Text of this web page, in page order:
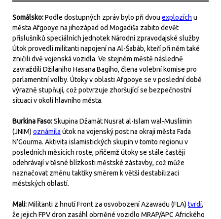
Somálsko:Podle dostupných zpráv bylo při dvou explozích u
města Afgooye na jihozápad od Mogadiša zabito devět
příslušníků speciálních jednotek Národní zpravodajské služby.
Útok provedli militanti napojení na Al-Šabáb, kteří při něm také
zničili dvě vojenská vozidla. Ve stejném městě následně
zavraždili Džilaniho Hasana Bagiho, člena volební komise pro
parlamentní volby. Útoky v oblasti Afgooye se v poslední době
výrazně stupňují, což potvrzuje zhoršující se bezpečnostní
situaci v okolí hlavního města.
Burkina Faso:Skupina Džamát Nusrat al-Islam wal-Muslimin
(JNIM) oznámila útok na vojenský post na okraji města Fada
N’Gourma. Aktivita islamistických skupin v tomto regionu v
posledních měsících roste, přičemž útoky se stále častěji
odehrávají v těsné blízkosti městské zástavby, což může
naznačovat změnu taktiky směrem k větší destabilizaci
městských oblastí.
Mali:Militanti z hnutí Front za osvobození Azawadu (FLA) tvrdí,
že jejich FPV dron zasáhl obrněné vozidlo MRAP/APC Afrického